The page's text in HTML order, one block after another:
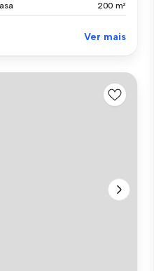
200 m²
Ver mais